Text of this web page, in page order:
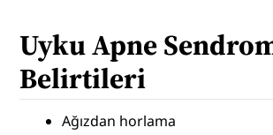
Uyku Apne
Belirtileri
Ağızdan horlama